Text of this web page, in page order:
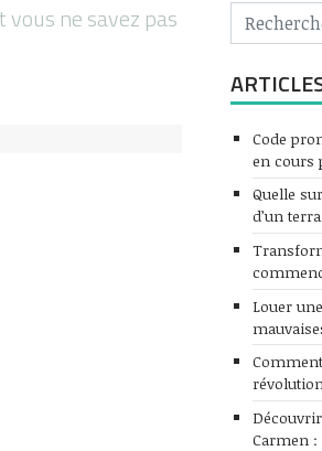
vous ne savez pas
Code
en cours
Quelle
d’un
Louer
Carmen :